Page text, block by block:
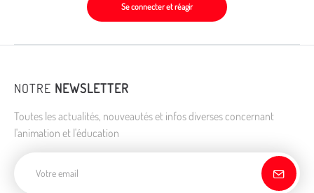
Se connecter et réagir
NOTRE NEWSLETTER
Toutes les actualités, nouveautés et infos diverses concernant
l'animation et l'éducation